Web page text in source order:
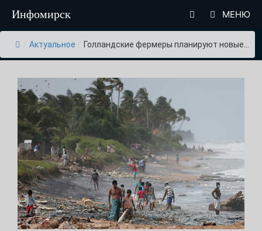
содержимому
Инфомирск МЕНЮ
Актуальное Голландские фермеры планируют новые...